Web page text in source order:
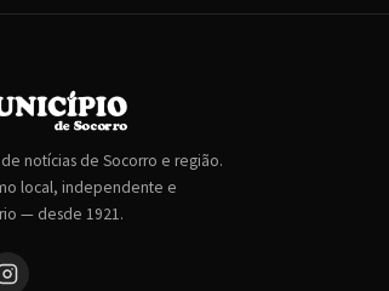
notícias de Socorro e região.
local, independente e
— desde 1921.